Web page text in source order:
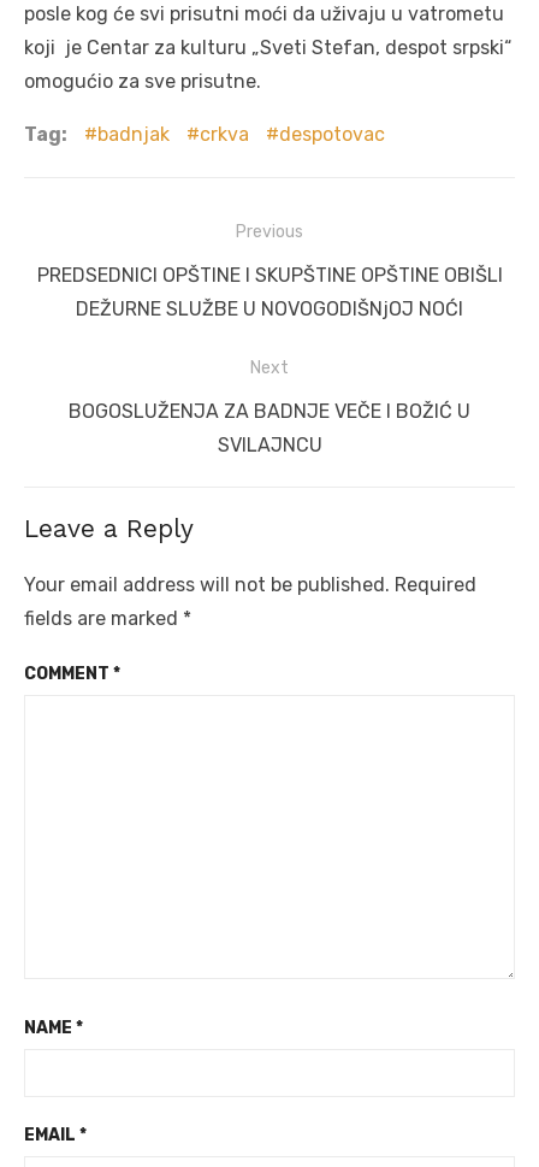
posle kog će svi prisutni moći da uživaju u vatrometu
koji je Centar za kulturu „Sveti Stefan, despot srpski“
omogućio za sve prisutne.
Tag: badnjak crkva despotovac
navigation
Previous
Previous
post:
PREDSEDNICI OPŠTINE I SKUPŠTINE OPŠTINE OBIŠLI
DEŽURNE SLUŽBE U NOVOGODIŠNjOJ NOĆI
Next
NextBOGOSLUŽENJA ZA BADNJE VEČE I BOŽIĆ U
SVILAJNCU
Leave a Reply
Your email address will not be published. Required
fields are marked *
COMMENT *
NAME *
EMAIL *